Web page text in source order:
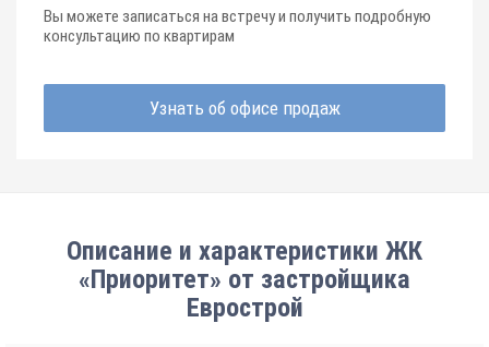
Вы можете записаться на встречу и получить подробную
консультацию по квартирам
Узнать об офисе продаж
Описание и характеристики ЖК
«Приоритет» от застройщика
Еврострой